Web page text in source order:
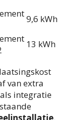
9,6 kWh
13 kWh
van extra
integratie
,